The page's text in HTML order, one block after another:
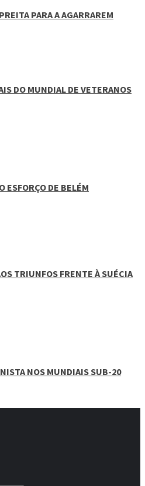
PARA A AGARRAREM
DO MUNDIAL DE VETERANOS
ESFORÇO DE BELÉM
TRIUNFOS FRENTE À SUÉCIA
NOS MUNDIAIS SUB-20